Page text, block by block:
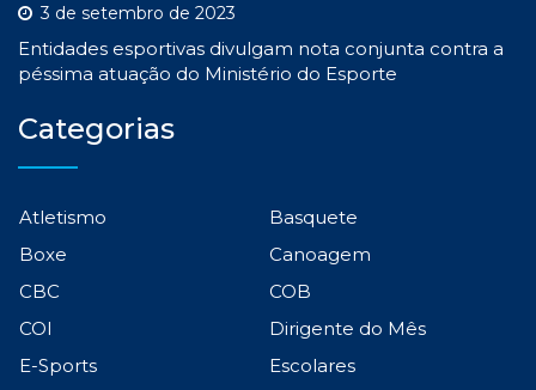
3 de setembro de 2023
Entidades esportivas divulgam nota conjunta contra a
péssima atuação do Ministério do Esporte
Categorias
Atletismo
Basquete
Boxe
Canoagem
CBC
COB
COI
Dirigente do Mês
E-Sports
Escolares